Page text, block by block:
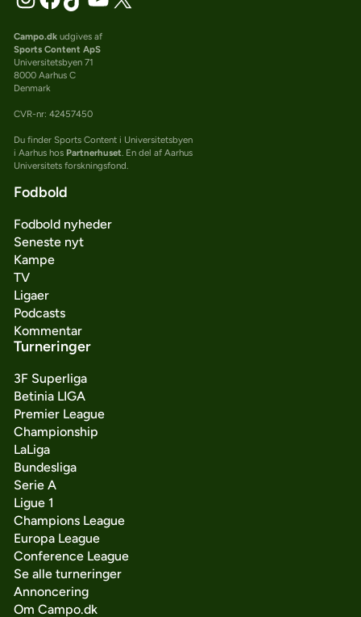
Campo.dkudgives af
Sports Content ApS
Universitetsbyen 71
8000 Aarhus C
Denmark
CVR-nr: 42457450
Du finder Sports Content i Universitetsbyen
i Aarhus hos Partnerhuset. En del af Aarhus
Universitets forskningsfond.
Fodbold
Fodbold nyheder
Seneste nyt
Kampe
TV
Ligaer
Podcasts
Kommentar
Turneringer
3F Superliga
Betinia LIGA
Premier League
Championship
LaLiga
Bundesliga
Serie A
Ligue 1
Champions League
Europa League
Conference League
Se alle turneringer
Annoncering
Om Campo.dk